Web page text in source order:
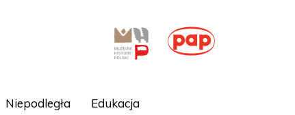
Niepodległa Edukacja